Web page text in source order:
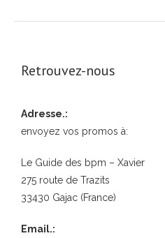
Retrouvez-nous
Adresse.:
envoyez vos promos à:
Le Guide des bpm – Xavier
275 route de Trazits
33430 Gajac (France)
Email.: